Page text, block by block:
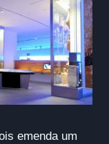
emenda um